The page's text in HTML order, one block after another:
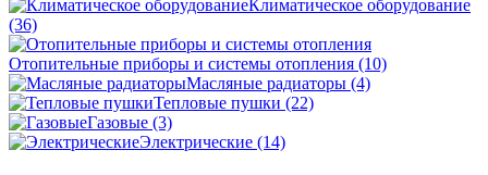
Климатическое оборудование
(36)
Отопительные приборы и системы отопления (10)
Масляные радиаторы (4)
Тепловые пушки (22)
Газовые (3)
Электрические (14)